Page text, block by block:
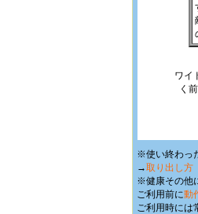
ワイ
く
※使い終わっ
→取り出し方
※健康その他
ご利用前に動
ご利用時には